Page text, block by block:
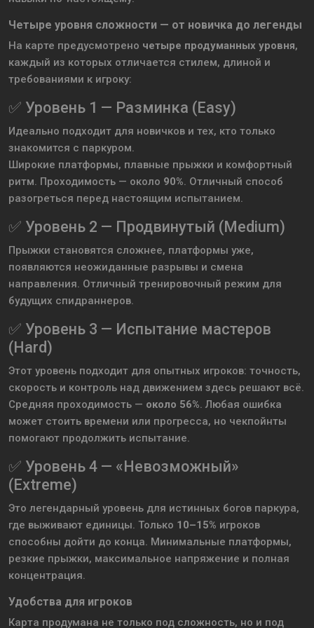
Четыре уровня сложности — от новичка до легенды
На карте предусмотрено четыре продуманных уровня,
каждый из которых отличается стилем, длиной и
требованиями к игроку:
✅ Уровень 1 — Разминка (Easy)
Идеально подходит для новичков и тех, кто только
знакомится с паркуром.
Широкие платформы, плавные прыжки и комфортный
ритм. Проходимость — около 90%. Отличный способ
разогреться перед настоящим испытанием.
✅ Уровень 2 — Продвинутый (Medium)
Прыжки становятся сложнее, платформы уже,
появляются неожиданные разрывы и смена
направления. Отличный тренировочный режим для
будущих спидраннеров.
✅ Уровень 3 — Испытание мастеров
(Hard)
Этот уровень подходит для опытных игроков: точность,
скорость и контроль над движением здесь решают всё.
Средняя проходимость — около 56%. Любая ошибка
может стоить времени или прогресса, но чекпойнты
помогают продолжить испытание.
✅ Уровень 4 — «Невозможный»
(Extreme)
Это легендарный уровень для истинных богов паркура,
где выживают единицы. Только 10–15% игроков
способны дойти до конца. Минимальные платформы,
резкие прыжки, максимальное напряжение и полная
концентрация.
Удобства для игроков
Карта продумана не только под сложность, но и под